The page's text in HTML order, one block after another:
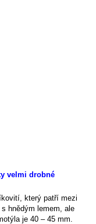
který patří mezi
hnědým lemem, ale
je 40 – 45 mm.